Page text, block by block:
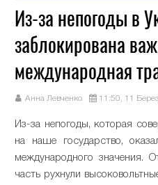
Из-за непогоды в
заблокирована
международная
Анна Левченко 11:50, 11
Из-за непогоды, которая
на наше государство,
международного значения.
часть рухнули